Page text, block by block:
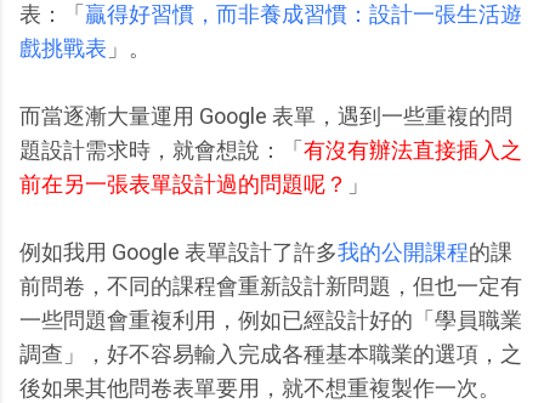
表：「 贏得好習慣，而非養成習慣：設計一張生活遊
戲挑戰表 」。
而當逐漸大量運用 Google 表單，遇到一些重複的問
題設計需求時，就會想說：「 有沒有辦法直接插入之
前在另一張表單設計過的問題呢？ 」
例如我用 Google 表單設計了許多我的公開課程的課
前問卷，不同的課程會重新設計新問題，但也一定有
一些問題會重複利用，例如已經設計好的「學員職業
調查」，好不容易輸入完成各種基本職業的選項，之
後如果其他問卷表單要用，就不想重複製作一次。